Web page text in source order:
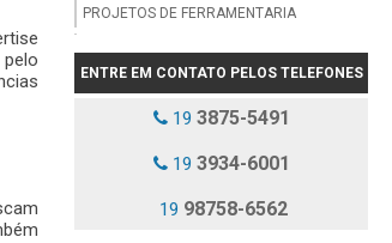
PROJETOS DE FERRAMENTARIA
SERVIÇO DE SOLDA EM AÇO
SERVIÇO DE USINAGEM
SERVIÇOS DE SOLDA EM GERAL
ENTRE EM CONTATO PELOS TELEFONES
19 3875-5491
19 3934-6001
19 98758-6562